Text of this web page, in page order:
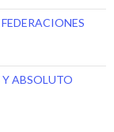
ABSOLUTO